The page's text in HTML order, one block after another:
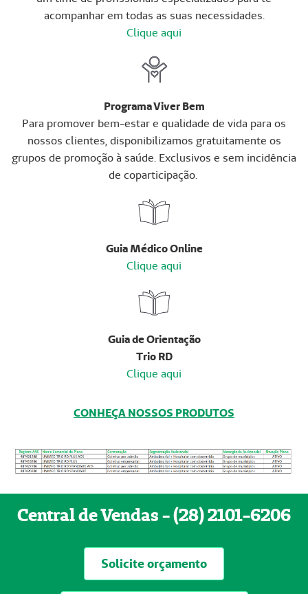
acompanhar em todas as suas necessidades.
Clique aqui
Programa Viver Bem
Para promover bem-estar e qualidade de vida para os
nossos clientes, disponibilizamos gratuitamente os
grupos de promoção à saúde. Exclusivos e sem incidência
de coparticipação.
Guia Médico Online
Clique aqui
Guia de Orientação
Trio RD
Clique aqui
CONHEÇA NOSSOS PRODUTOS
Central de Vendas - (28) 2101-6206
Solicite orçamento